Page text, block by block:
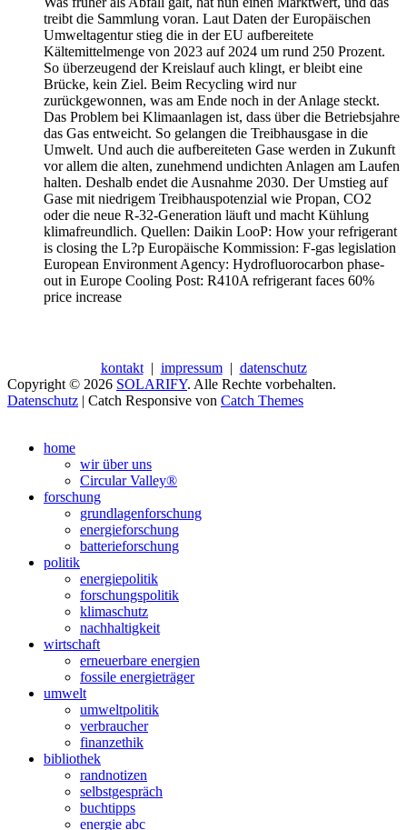
treibt die Sammlung voran. Laut Daten der Europäischen
Umweltagentur stieg die in der EU aufbereitete
Kältemittelmenge von 2023 auf 2024 um rund 250 Prozent.
So überzeugend der Kreislauf auch klingt, er bleibt eine
Brücke, kein Ziel. Beim Recycling wird nur
zurückgewonnen, was am Ende noch in der Anlage steckt.
Das Problem bei Klimaanlagen ist, dass über die Betriebsjahre
das Gas entweicht. So gelangen die Treibhausgase in die
Umwelt. Und auch die aufbereiteten Gase werden in Zukunft
vor allem die alten, zunehmend undichten Anlagen am Laufen
halten. Deshalb endet die Ausnahme 2030. Der Umstieg auf
Gase mit niedrigem Treibhauspotenzial wie Propan, CO2
oder die neue R-32-Generation läuft und macht Kühlung
klimafreundlich. Quellen: Daikin LooP: How your refrigerant
is closing the L?p Europäische Kommission: F-gas legislation
European Environment Agency: Hydrofluorocarbon phase-
out in Europe Cooling Post: R410A refrigerant faces 60%
price increase
kontakt| impressum| datenschutz
Copyright © 2026 SOLARIFY. Alle Rechte vorbehalten.
Datenschutz | Catch Responsive von Catch Themes
oben
scrollen
home
wir über uns
Circular Valley®
forschung
grundlagenforschung
energieforschung
batterieforschung
politik
energiepolitik
forschungspolitik
klimaschutz
nachhaltigkeit
wirtschaft
erneuerbare energien
fossile energieträger
umwelt
umweltpolitik
verbraucher
finanzethik
bibliothek
randnotizen
selbstgespräch
buchtipps
energie abc